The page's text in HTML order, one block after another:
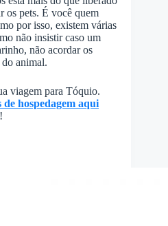
os pets. É você quem
por isso, existem várias
não insistir caso um
não acordar os
animal.
viagem para Tóquio.
hospedagem aqui